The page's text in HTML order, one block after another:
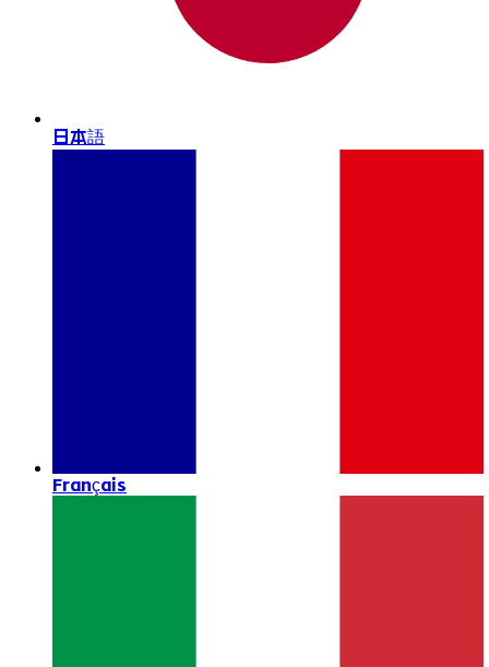
日本語
Français